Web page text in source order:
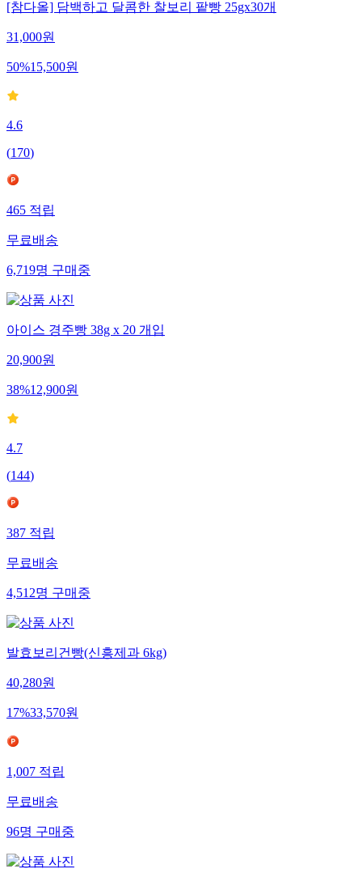
[참다올] 담백하고 달콤한 찰보리 팥빵 25gx30개
31,000원
50%15,500원
4.6
(170)
465적립
무료배송
6,719명구매중
아이스 경주빵 38g x 20 개입
20,900원
38%12,900원
4.7
(144)
387적립
무료배송
4,512명구매중
발효보리건빵(신흥제과 6kg)
40,280원
17%33,570원
1,007적립
무료배송
96명구매중